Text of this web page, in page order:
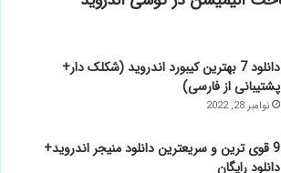
دانلود 7 بهترین کیبورد اندروید (شکلک دار+
پشتیبانی از فارسی)
نوامبر 28, 2022
9 قوی ترین و سریعترین دانلود منیجر اندروید+
دانلود رایگان